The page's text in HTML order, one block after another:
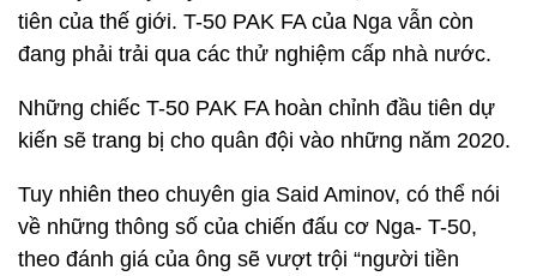
tiên của thế giới. T-50 PAK FA của Nga vẫn còn
đang phải trải qua các thử nghiệm cấp nhà nước.
Những chiếc T-50 PAK FA hoàn chỉnh đầu tiên dự
kiến sẽ trang bị cho quân đội vào những năm 2020.
Tuy nhiên theo chuyên gia Said Aminov, có thể nói
về những thông số của chiến đấu cơ Nga- T-50,
theo đánh giá của ông sẽ vượt trội “người tiền